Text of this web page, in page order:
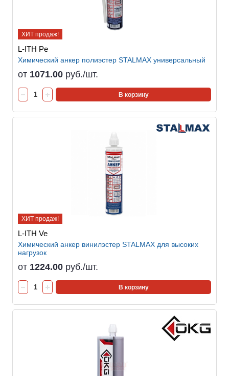
ХИТ продаж!
L-ITH Pe
Химический анкер полиэстер STALMAX универсальный
от 1071.00 руб./шт.
В корзину
ХИТ продаж!
L-ITH Ve
Химический анкер винилэстер STALMAX для высоких
нагрузок
от 1224.00 руб./шт.
В корзину